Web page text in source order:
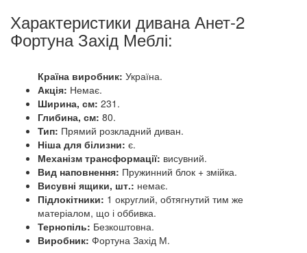
Характеристики дивана Анет-2
Фортуна Захід Меблі:
Країна виробник: Україна.
Акція: Немає.
Ширина, см: 231.
Глибина, см: 80.
Тип: Прямий розкладний диван.
Ніша для білизни: є.
Механізм трансформації: висувний.
Вид наповнення: Пружинний блок + змійка.
Висувні ящики, шт.: немає.
Підлокітники: 1 округлий, обтягнутий тим же
матеріалом, що і оббивка.
Тернопіль: Безкоштовна.
Виробник: Фортуна Захід М.